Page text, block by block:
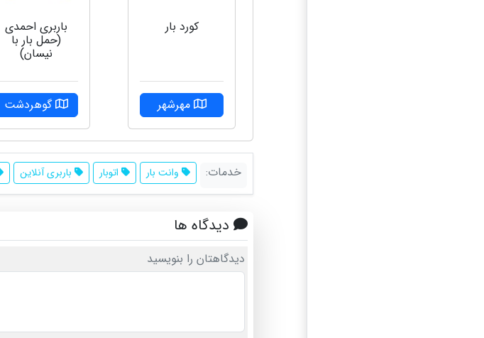
کورد بار
مهرشهر
باربری احمدی
(حمل بار با
نیسان)
گوهردشت
خدمات: وانت بار اتوبار باربری آنلاین
دیدگاه ها
دیدگاهتان را بنویسید